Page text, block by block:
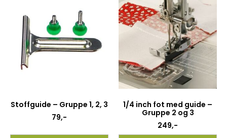
Stoffguide – Gruppe 1, 2, 3
79,-
1/4 inch fot med guide –
Gruppe 2 og 3
249,-